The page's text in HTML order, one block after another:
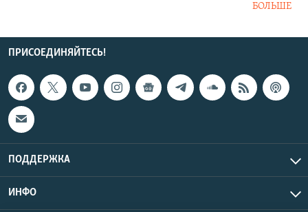
БОЛЬШЕ
ПРИСОЕДИНЯЙТЕСЬ!
ПОДДЕРЖКА
ИНФО